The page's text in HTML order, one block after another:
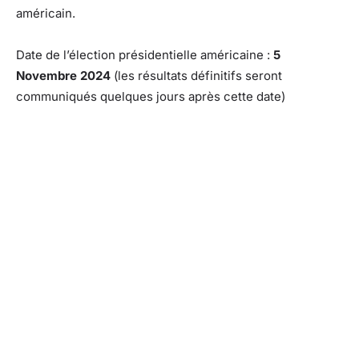
américain.
Date de l’élection présidentielle américaine : 5
Novembre 2024 (les résultats définitifs seront
communiqués quelques jours après cette date)